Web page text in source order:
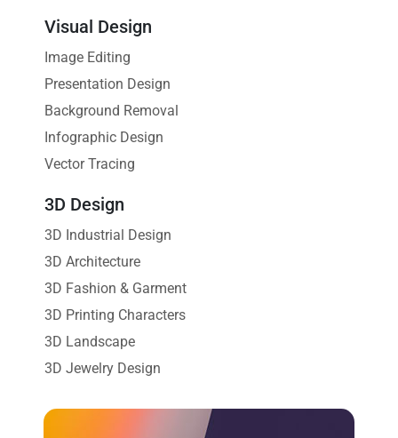
Visual Design
Image Editing
Presentation Design
Background Removal
Infographic Design
Vector Tracing
3D Design
3D Industrial Design
3D Architecture
3D Fashion & Garment
3D Printing Characters
3D Landscape
3D Jewelry Design